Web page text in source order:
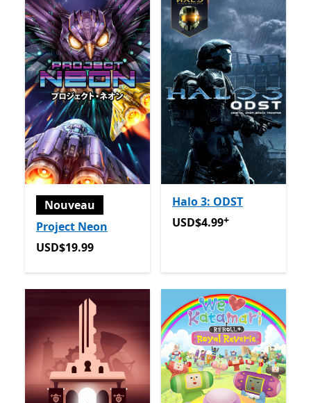
Nouveau
Project Neon
USD$19.99
USD$19.99
Halo 3: ODST
USD$4.99Avec des achats
USD$4.99+